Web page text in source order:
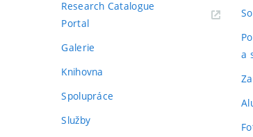
Research Catalogue
Portal
Galerie
Knihovna
Spolupráce
Služby
a